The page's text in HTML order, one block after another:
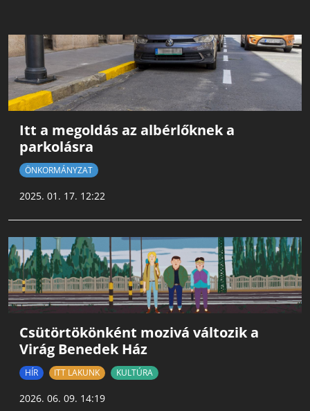
Itt a megoldás az albérlőknek a
parkolásra
ÖNKORMÁNYZAT
2025. 01. 17. 12:22
Csütörtökönként mozivá változik a
Virág Benedek Ház
HÍR ITT LAKUNK KULTÚRA
2026. 06. 09. 14:19